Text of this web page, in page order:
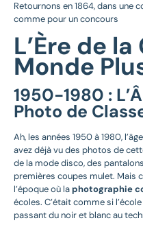
Retournons en 1864, dans une
comme pour un concours
L’Ère de
Monde
1950-1980 :
Photo de
Ah, les années 1950 à 1980,
avez déjà vu des photos de
de la mode disco, des
premières coupes mulet. Mais
l’époque où laphotographie
écoles. C’était comme si
passant du noir et blanc au